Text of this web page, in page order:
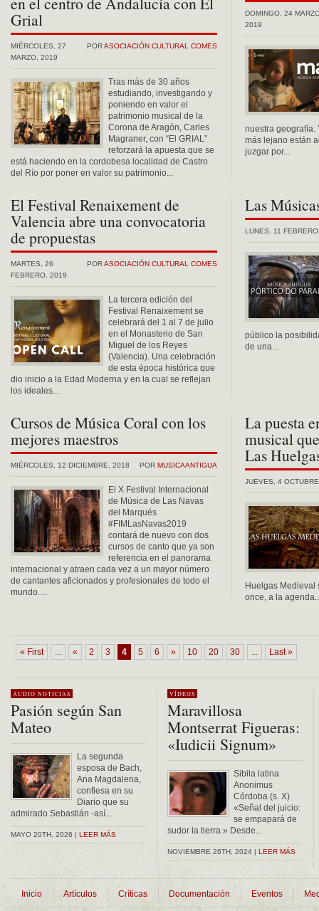
Grial
PORASOCIACIÓN CULTURAL COMES
MIÉRCOLES, 27
MARZO, 2019
Tras más de 30 años
estudiando, investigando y
poniendo en valor el
patrimonio musical de la
Corona de Aragón, Carles
Magraner, con “El GRIAL”
reforzará la apuesta que se
está haciendo en la cordobesa localidad de Castro
del Río por poner en valor su patrimonio...
DOMINGO, 24
2019
nuestra geografía.
más lejano están
juzgar por...
El Festival Renaixement de
Valencia abre una convocatoria
de propuestas
PORASOCIACIÓN CULTURAL COMES
MARTES, 26
FEBRERO, 2019
La tercera edición del
Festival Renaixement se
celebrará del 1 al 7 de julio
en el Monasterio de San
Miguel de los Reyes
(Valencia). Una celebración
de esta época histórica que
dio inicio a la Edad Moderna y en la cual se reflejan
los ideales...
Las
LUNES, 11
público la
de una...
Cursos de Música Coral con los
mejores maestros
POR MUSICAANTIGUA
MIÉRCOLES, 12 DICIEMBRE, 2018
El X Festival Internacional
de Música de Las Navas
del Marqués
#FIMLasNavas2019
contará de nuevo con dos
cursos de canto que ya son
referencia en el panorama
internacional y atraen cada vez a un mayor número
de cantantes aficionados y profesionales de todo el
mundo....
La puesta
musical
Las
JUEVES, 4
Huelgas Medieval
once, a la
« First ... « 2 3 4 5 6 » 10 20 30 ... Last »
AUDIO NOTICIAS
Pasión según San
Mateo
La segunda
esposa de Bach,
Ana Magdalena,
confiesa en su
Diario que su
admirado Sebastián -así...
MAYO 20TH, 2026 | LEER MÁS
VÍDEOS
Maravillosa
Montserrat Figueras:
«Iudicii Signum»
Sibila latina
Anonimus
Córdoba (s. X)
«Señal del juicio:
se empapará de
sudor la tierra.» Desde...
NOVIEMBRE 26TH, 2024 | LEER MÁS
Inicio Artículos Críticas Documentación Eventos